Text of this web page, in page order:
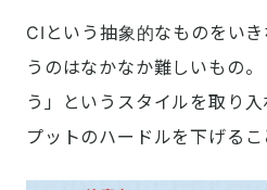
CIという抽象的なものをい
うのはなかなか難しいもの
う」というスタイルを取り
プットのハードルを下げるこ